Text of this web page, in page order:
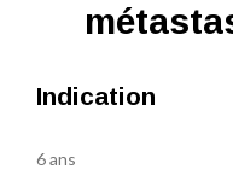
Indication
6 ans